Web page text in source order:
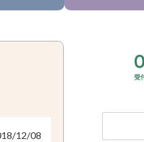
12/08